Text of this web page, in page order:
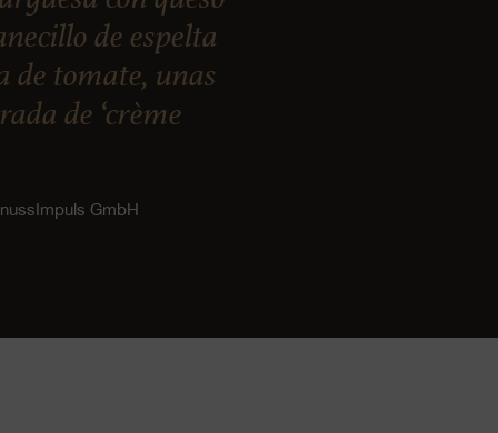
de espelta
de tomate, unas
de ‘crème
GmbH